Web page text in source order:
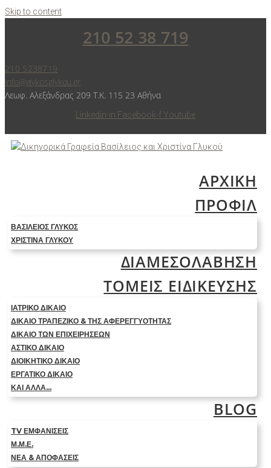
Skip to content
210 52 38 719
210 5238719
info@glykosglykou.gr
Λεωφ. Αλεξάνδρας 209 Τ.Κ. 115 23 Αθήνα
Linkedin-in Facebook-f Youtube
ΑΡΧΙΚΗ
ΠΡΟΦΙΛ
ΒΑΣΊΛΕΙΟΣ ΓΛΥΚΌΣ
ΧΡΙΣΤΊΝΑ ΓΛΥΚΟΎ
ΔΙΑΜΕΣΟΛΑΒΗΣΗ
ΤΟΜΕΙΣ ΕΙΔΙΚΕΥΣΗΣ
ΙΑΤΡΙΚΟ ΔΙΚΑΙΟ
ΔΙΚΑΙΟ ΤΡΑΠΕΖΙΚΟ & ΤΗΣ ΑΦΕΡΕΓΓΥΟΤΗΤΑΣ
ΔΙΚΑΙΟ ΤΩΝ ΕΠΙΧΕΙΡΗΣΕΩΝ
ΑΣΤΙΚΟ ΔΙΚΑΙΟ
ΔΙΟΙΚΗΤΙΚΟ ΔΙΚΑΙΟ
ΕΡΓΑΤΙΚΟ ΔΙΚΑΙΟ
ΚΑΙ ΑΛΛΑ…
BLOG
TV ΕΜΦΑΝΙΣΕΙΣ
Μ.Μ.Ε.
ΝΕΑ & ΑΠΟΦΑΣΕΙΣ